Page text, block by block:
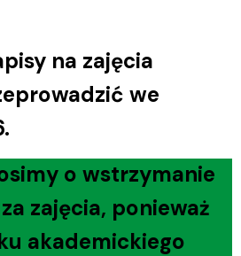
na zajęcia
we
o wstrzymanie
zajęcia, ponieważ
akademickiego